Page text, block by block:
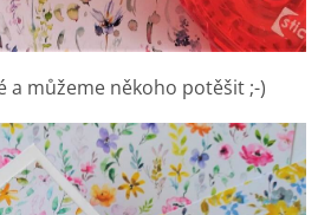
a můžeme někoho potěšit ;-)